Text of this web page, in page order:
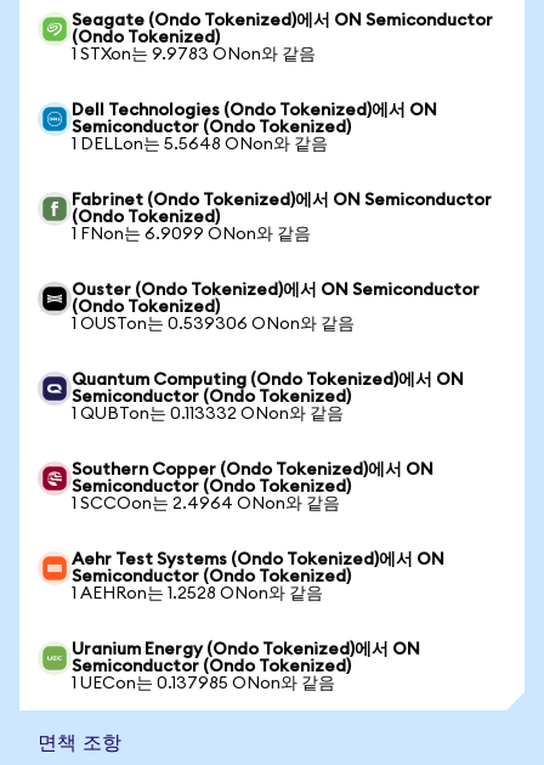
Seagate (Ondo Tokenized)에서 ON Semiconductor
(Ondo Tokenized)
1 STXon는 9.9783 ONon와 같음
Dell Technologies (Ondo Tokenized)에서 ON
Semiconductor (Ondo Tokenized)
1 DELLon는 5.5648 ONon와 같음
Fabrinet (Ondo Tokenized)에서 ON Semiconductor
(Ondo Tokenized)
1 FNon는 6.9099 ONon와 같음
Ouster (Ondo Tokenized)에서 ON Semiconductor
(Ondo Tokenized)
1 OUSTon는 0.539306 ONon와 같음
Quantum Computing (Ondo Tokenized)에서 ON
Semiconductor (Ondo Tokenized)
1 QUBTon는 0.113332 ONon와 같음
Southern Copper (Ondo Tokenized)에서 ON
Semiconductor (Ondo Tokenized)
1 SCCOon는 2.4964 ONon와 같음
Aehr Test Systems (Ondo Tokenized)에서 ON
Semiconductor (Ondo Tokenized)
1 AEHRon는 1.2528 ONon와 같음
Uranium Energy (Ondo Tokenized)에서 ON
Semiconductor (Ondo Tokenized)
1 UECon는 0.137985 ONon와 같음
면책 조항